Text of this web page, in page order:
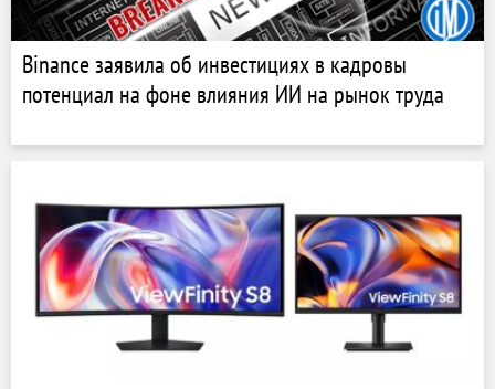
Binance заявила об инвестициях в кадровы
потенциал на фоне влияния ИИ на рынок труда